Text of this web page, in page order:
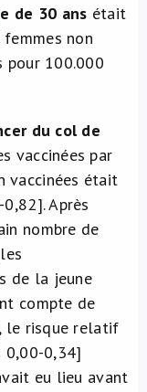
de 30 ans était
non
pour 100.000
du col de
vaccinées par
vaccinées était
Après
nombre de
de la jeune
compte de
, le risque relatif
0,00-0,34]
eu lieu avant